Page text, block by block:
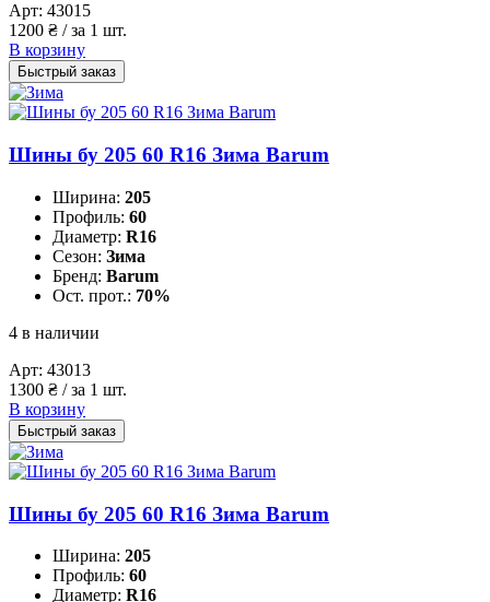
Арт: 43015
1200 ₴ / за 1 шт.
В корзину
Быстрый заказ
Шины бу 205 60 R16 Зима Barum
Ширина: 205
Профиль: 60
Диаметр: R16
Сезон: Зима
Бренд: Barum
Ост. прот.: 70%
4 в наличии
Арт: 43013
1300 ₴ / за 1 шт.
В корзину
Быстрый заказ
Шины бу 205 60 R16 Зима Barum
Ширина: 205
Профиль: 60
Диаметр: R16